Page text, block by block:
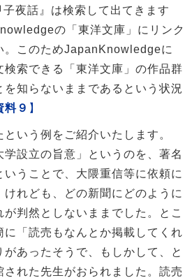
夜話』は検索して出てきます
の「東洋文庫」にリンク
。このためJapanKnowledgeに
検索できる「東洋文庫」の作品群
を知らないままであるという状況
料９ 】
いう例をご紹介いたします。
設立の旨意」というのを、著名
うことで、大隈重信等に依頼に
れども、どの新聞にどのように
判然としないままでした。とこ
に「読売もなんとか掲載してくれ
あったそうで、もしかして、と
れた先生がおられました。読売